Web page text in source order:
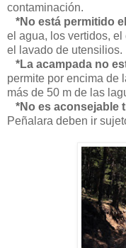
contaminación.
*No está permitido
el agua, los vertidos,
el lavado de utensilios.
*La acampada no
permite por encima de
más de 50 m de las
*No es aconsejable
Peñalara deben ir